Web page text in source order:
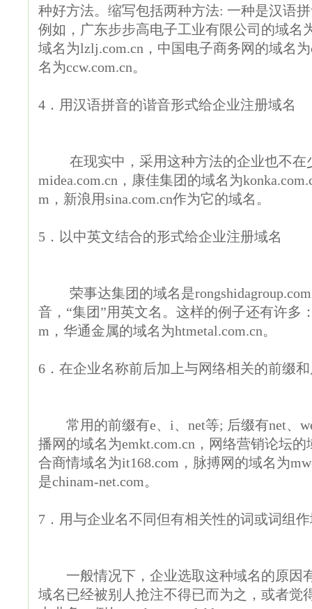
种好方法。缩写包括两种方法: 一种是汉语
例如，广东步步高电子工业有限公司的域名
域名为lzlj.com.cn，中国电子商务网的域名
名为ccw.com.cn。
4．用汉语拼音的谐音形式给企业注册域名
在现实中，采用这种方法的企业也不在
midea.com.cn，康佳集团的域名为
m，新浪用sina.com.cn作为它的域名。
5．以中英文结合的形式给企业注册域名
荣事达集团的域名是rongshidagroup.com
音，“集团”用英文名。这样的例子还有许多
m，华通金属的域名为htmetal.com.cn。
6．在企业名称前后加上与网络相关的前缀
常用的前缀有e、i、net等; 后缀有net、
播网的域名为emkt.com.cn，网络营销论坛的
合商情域名为it168.com，脉搏网的域名为
是chinam-net.com。
7．用与企业名不同但有相关性的词或词组
一般情况下，企业选取这种域名的原因
域名已经被别人抢注不得已而为之，或者觉